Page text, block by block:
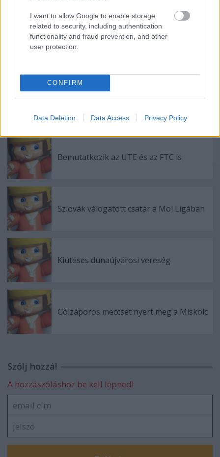
I want to allow Google to enable storage
related to security, including authentication
functionality and fraud prevention, and other
user protection.
CONFIRM
Data Deletion Data Access Privacy Policy
Címkék:khl medvescak gojanovic
Ajánlott bejegyzések:
Bemutatkozik az UTE és az FTC is
Szlovák válogatott csatár a Mol Ligában
Kiütéses dunaújvárosi vereség
Gólzáporos meccset nyert meg a Miskolc
Szólj hozzá!
A hozzászóláshoz be kell lépned!